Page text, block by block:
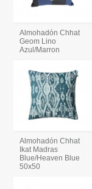
Almohadón Chhat
Geom Lino
Azul/Marron
Almohadón Chhat
Ikat Madras
Blue/Heaven Blue
50x50